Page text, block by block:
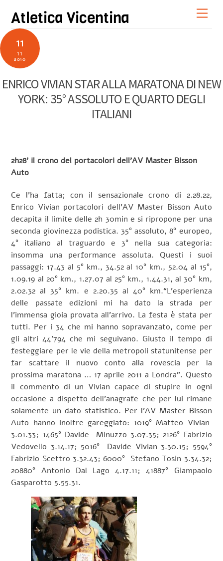
content
Atletica Vicentina
11
11
2010
ENRICO VIVIAN STAR ALLA MARATONA DI NEW
YORK: 35° ASSOLUTO E QUARTO DEGLI
ITALIANI
2h28’ il crono del portacolori dell’AV Master Bisson
Auto
Ce l’ha fatta; con il sensazionale crono di 2.28.22,
Enrico Vivian portacolori dell’AV Master Bisson Auto
decapita il limite delle 2h 30min e si ripropone per una
seconda giovinezza podistica. 35° assoluto, 8° europeo,
4° italiano al traguardo e 3° nella sua categoria:
insomma una performance assoluta. Questi i suoi
passaggi: 17.43 al 5° km., 34.52 al 10° km., 52.04 al 15°,
1.09.19 al 20° km., 1.27.07 al 25° km., 1.44.31, al 30° km,
2.02.32 al 35° km. e 2.20.35 al 40° km.“L’esperienza
delle passate edizioni mi ha dato la strada per
l’immensa gioia provata all’arrivo. La festa è stata per
tutti. Per i 34 che mi hanno sopravanzato, come per
gli altri 44’794 che mi seguivano. Giusto il tempo di
festeggiare per le vie della metropoli statunitense per
far scattare il nuovo conto alla rovescia per la
prossima maratona … 17 aprile 2011 a Londra”. Questo
il commento di un Vivian capace di stupire in ogni
occasione a dispetto dell’anagrafe che per lui rimane
solamente un dato statistico. Per l’AV Master Bisson
Auto hanno inoltre gareggiato: 1019° Matteo Vivian
3.01.33; 1465° Davide Minuzzo 3.07.35; 2126° Fabrizio
Vedovello 3.14.17; 5016° Davide Vivian 3.30.15; 5594°
Fabrizio Scettro 3.32.43; 6000° Stefano Tosin 3.34.32;
20880° Antonio Dal Lago 4.17.11; 41887° Giampaolo
Gasparotto 5.55.31.